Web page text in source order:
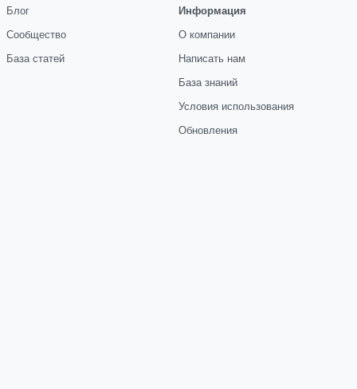
Блог
Сообщество
База статей
Информация
О компании
Написать нам
База знаний
Условия использования
Обновления